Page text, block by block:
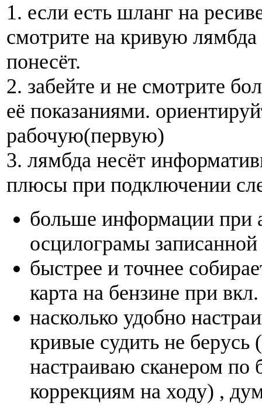
1. если есть шланг на
смотрите на кривую лямбда
понесёт.
2. забейте и не смотрите
её показаниями.
рабочую(первую)
3. лямбда несёт
плюсы при подключении
больше информации при
осцилограмы записанной
быстрее и точнее
карта на бензине при
насколько удобно
кривые судить не берусь
настраиваю сканером по
коррекциям на ходу) ,